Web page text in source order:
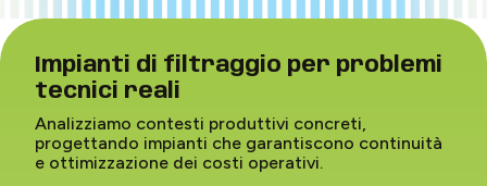
Impianti di filtraggio per problemi
tecnici reali
Analizziamo contesti produttivi concreti,
progettando impianti che garantiscono continuità
e ottimizzazione dei costi operativi.